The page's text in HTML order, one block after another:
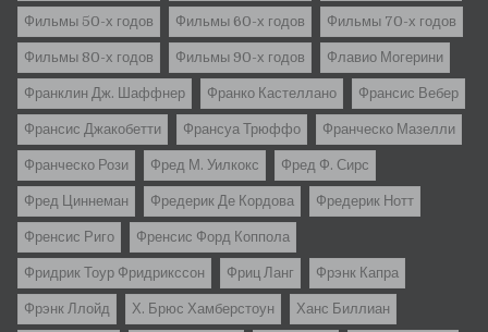
Фильмы 50-х годов Фильмы 60-х годов Фильмы 70-х годов
Фильмы 80-х годов Фильмы 90-х годов Флавио Могерини
Франклин Дж. Шаффнер Франко Кастеллано Франсис Вебер
Франсис Джакобетти Франсуа Трюффо Франческо Мазелли
Франческо Рози Фред М. Уилкокс Фред Ф. Сирс
Фред Циннеман Фредерик Де Кордова Фредерик Нотт
Френсис Риго Френсис Форд Коппола
Фридрик Тоур Фридрикссон Фриц Ланг Фрэнк Капра
Фрэнк Ллойд Х. Брюс Хамберстоун Ханс Биллиан